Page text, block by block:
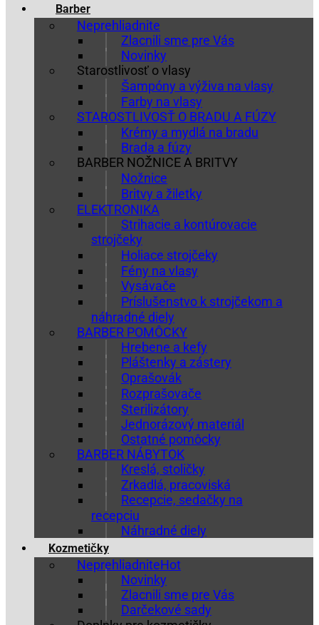
Barber
Neprehliadnite
Zlacnili sme pre Vás
Novinky
Starostlivosť o vlasy
Šampóny a výživa na vlasy
Farby na vlasy
STAROSTLIVOSŤ O BRADU A FÚZY
Krémy a mydlá na bradu
Brada a fúzy
BARBER NOŽNICE A BRITVY
Nožnice
Britvy a žiletky
ELEKTRONIKA
Strihacie a kontúrovacie
strojčeky
Holiace strojčeky
Fény na vlasy
Vysávače
Príslušenstvo k strojčekom a
náhradné diely
BARBER POMÔCKY
Hrebene a kefy
Pláštenky a zástery
Oprašovák
Rozprašovače
Sterilizátory
Jednorázový materiál
Ostatné pomôcky
BARBER NÁBYTOK
Kreslá, stoličky
Zrkadlá, pracoviská
Recepcie, sedačky na
recepciu
Náhradné diely
Kozmetičky
Neprehliadnite
Novinky
Zlacnili sme pre Vás
Darčekové sady